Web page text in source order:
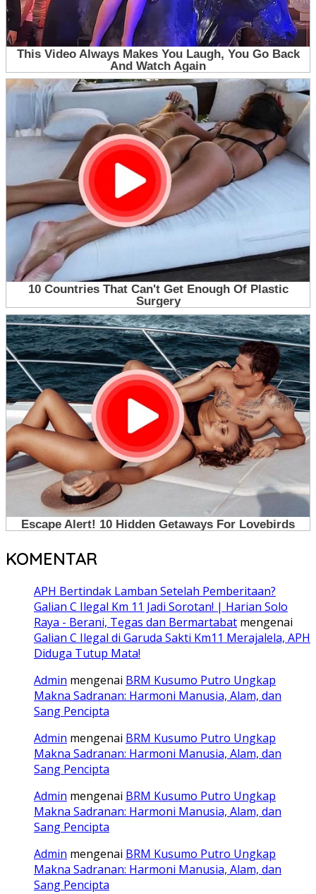
KOMENTAR
APH Bertindak Lamban Setelah Pemberitaan?
Galian C Ilegal Km 11 Jadi Sorotan! | Harian Solo
Raya - Berani, Tegas dan Bermartabat mengenai
Galian C Ilegal di Garuda Sakti Km11 Merajalela, APH
Diduga Tutup Mata!
Admin mengenai BRM Kusumo Putro Ungkap
Makna Sadranan: Harmoni Manusia, Alam, dan
Sang Pencipta
Admin mengenai BRM Kusumo Putro Ungkap
Makna Sadranan: Harmoni Manusia, Alam, dan
Sang Pencipta
Admin mengenai BRM Kusumo Putro Ungkap
Makna Sadranan: Harmoni Manusia, Alam, dan
Sang Pencipta
Admin mengenai BRM Kusumo Putro Ungkap
Makna Sadranan: Harmoni Manusia, Alam, dan
Sang Pencipta